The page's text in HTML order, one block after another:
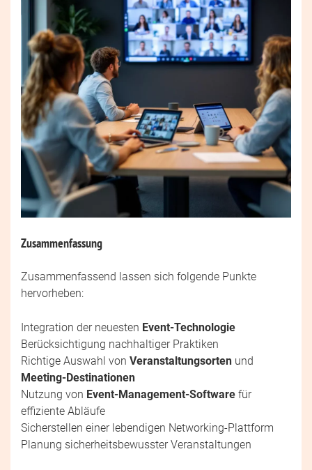
Zusammenfassung
Zusammenfassend lassen sich folgende Punkte
hervorheben:
Integration der neuesten Event-Technologie
Berücksichtigung nachhaltiger Praktiken
Richtige Auswahl von Veranstaltungsorten und
Meeting-Destinationen
Nutzung von Event-Management-Software für
effiziente Abläufe
Sicherstellen einer lebendigen Networking-Plattform
Planung sicherheitsbewusster Veranstaltungen